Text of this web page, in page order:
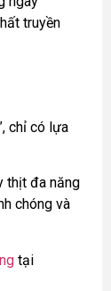
truyền
chỉ có lựa
thịt đa năng
chóng và
tại